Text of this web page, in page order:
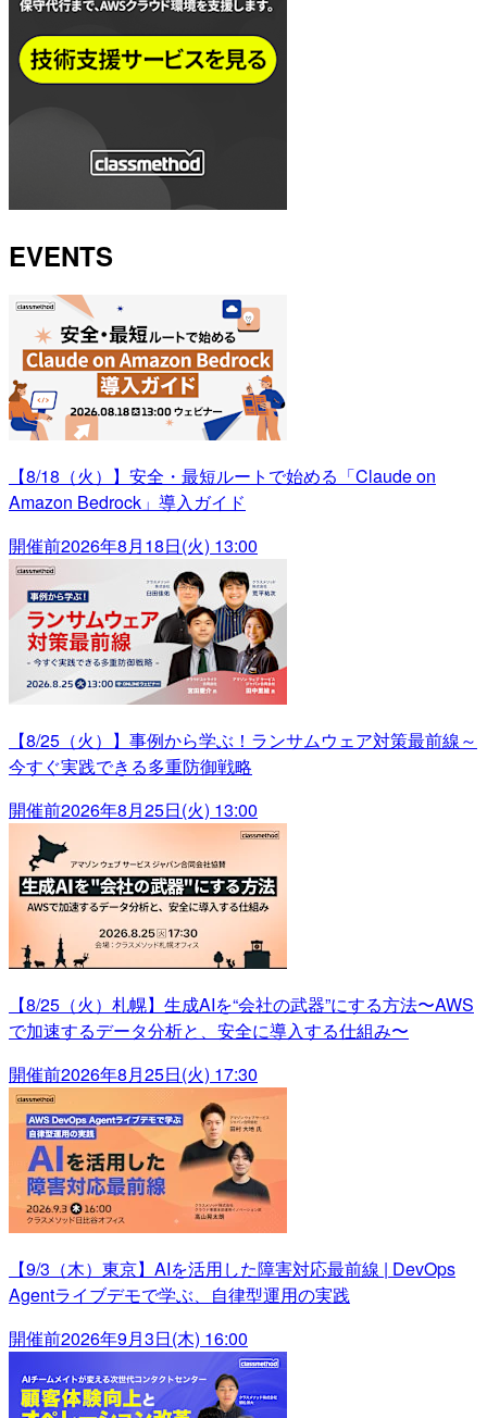
EVENTS
【8/18（火）】安全・最短ルートで始める「Claude on
Amazon Bedrock」導入ガイド
開催前2026年8月18日(火) 13:00
【8/25（火）】事例から学ぶ！ランサムウェア対策最前線～
今すぐ実践できる多重防御戦略
開催前2026年8月25日(火) 13:00
【8/25（火）札幌】生成AIを“会社の武器”にする方法〜AWS
で加速するデータ分析と、安全に導入する仕組み〜
開催前2026年8月25日(火) 17:30
【9/3（木）東京】AIを活用した障害対応最前線 | DevOps
Agentライブデモで学ぶ、自律型運用の実践
開催前2026年9月3日(木) 16:00